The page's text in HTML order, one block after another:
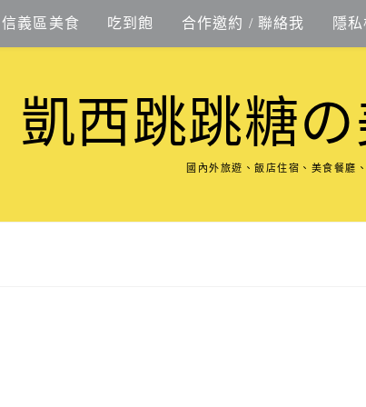
信義區美食 吃到飽 合作邀約 / 聯絡我 隱
凱西跳跳糖
國內外旅遊、飯店住宿、美食餐廳